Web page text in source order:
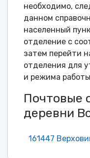
необходимо,
данном
населенный
отделение с
затем перейти
отделения для
и режима
Почтовые
деревни
161447